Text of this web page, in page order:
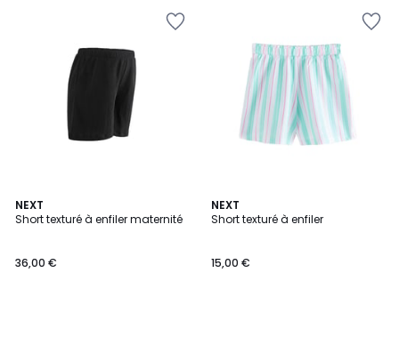
NEXT
Short texturé à enfiler maternité
36,00 €
NEXT
Short texturé à enfiler
15,00 €